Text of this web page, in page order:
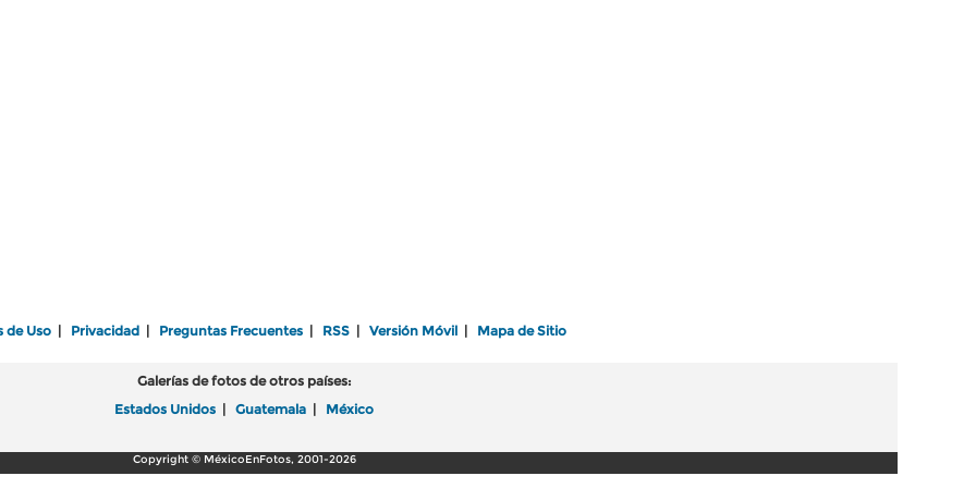
de Uso Privacidad Preguntas Frecuentes RSS Versión Móvil Mapa de Sitio
Galerías de fotos de otros países:
Estados Unidos
Guatemala México
Copyright © MéxicoEnFotos, 2001-2026